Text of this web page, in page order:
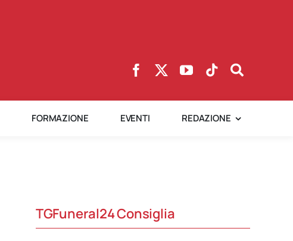
FORMAZIONE EVENTI REDAZIONE
TGFuneral24 Consiglia